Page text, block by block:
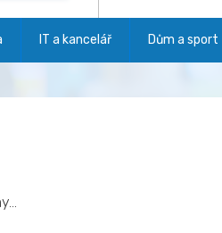
IT a kancelář Dům a sport